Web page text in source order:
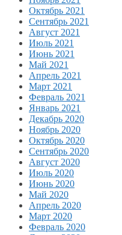
Октябрь 2021
Сентябрь 2021
Август 2021
Июль 2021
Июнь 2021
Май 2021
Апрель 2021
Март 2021
Февраль 2021
Январь 2021
Декабрь 2020
Ноябрь 2020
Октябрь 2020
Сентябрь 2020
Август 2020
Июль 2020
Июнь 2020
Май 2020
Апрель 2020
Март 2020
Февраль 2020